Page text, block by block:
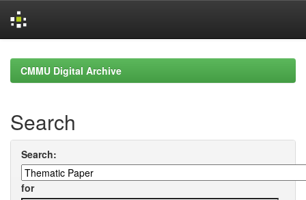
navigationCMMU Digital Archive
Search
Search:
for